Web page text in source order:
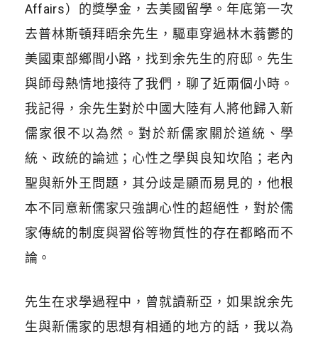
Affairs）的獎學金，去美國留學。年底第一次
去普林斯頓拜晤余先生，驅車穿過林木蓊鬱的
美國東部鄉間小路，找到余先生的府邸。先生
與師母熱情地接待了我們，聊了近兩個小時。
我記得，余先生對於中國大陸有人將他歸入新
儒家很不以為然。對於新儒家關於道統、學
統、政統的論述；心性之學與良知坎陷；老內
聖與新外王問題，其分歧是顯而易見的，他根
本不同意新儒家只強調心性的超絕性，對於儒
家傳統的制度與習俗等物質性的存在都略而不
論。
先生在求學過程中，曾就讀新亞，如果說余先
生與新儒家的思想有相通的地方的話，我以為